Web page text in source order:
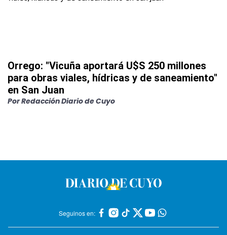
Orrego: "Vicuña aportará U$S 250 millones
para obras viales, hídricas y de saneamiento"
en San Juan
PorRedacción Diario de Cuyo
Seguinos en: